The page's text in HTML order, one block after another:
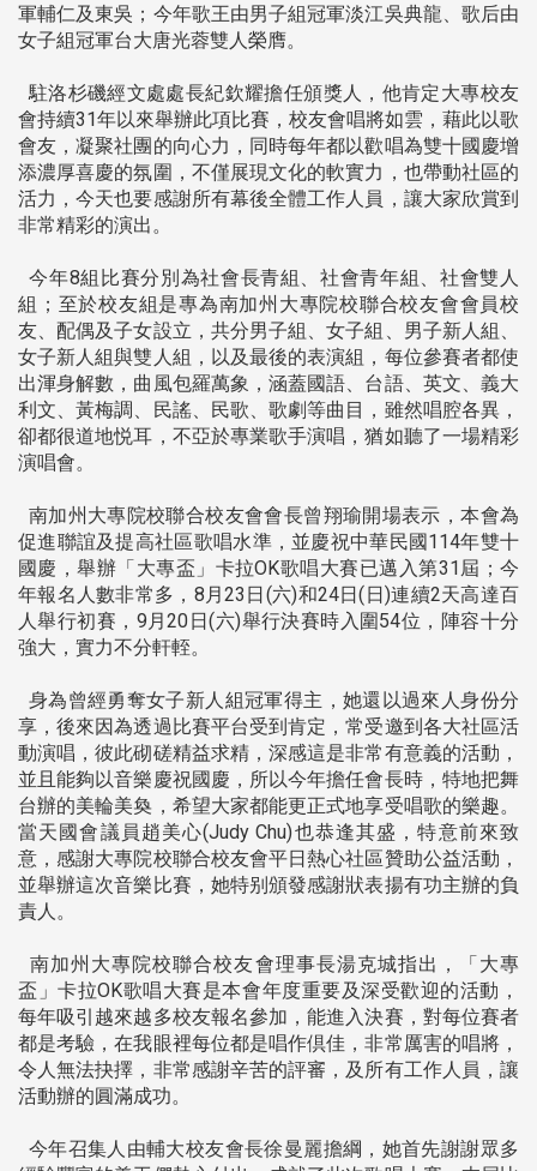
軍輔仁及東吳；今年歌王由男子組冠軍淡江吳典龍、歌后由
女子組冠軍台大唐光蓉雙人榮膺。
駐洛杉磯經文處處長紀欽耀擔任頒獎人，他肯定大專校友
會持續31年以來舉辦此項比賽，校友會唱將如雲，藉此以歌
會友，凝聚社團的向心力，同時每年都以歡唱為雙十國慶增
添濃厚喜慶的氛圍，不僅展現文化的軟實力，也帶動社區的
活力，今天也要感謝所有幕後全體工作人員，讓大家欣賞到
非常精彩的演出。
今年8組比賽分別為社會長青組、社會青年組、社會雙人
組；至於校友組是專為南加州大專院校聯合校友會會員校
友、配偶及子女設立，共分男子組、女子組、男子新人組、
女子新人組與雙人組，以及最後的表演組，每位參賽者都使
出渾身解數，曲風包羅萬象，涵蓋國語、台語、英文、義大
利文、黃梅調、民謠、民歌、歌劇等曲目，雖然唱腔各異，
卻都很道地悦耳，不亞於專業歌手演唱，猶如聽了一場精彩
演唱會。
南加州大專院校聯合校友會會長曾翔瑜開場表示，本會為
促進聯誼及提高社區歌唱水準，並慶祝中華民國114年雙十
國慶，舉辦「大專盃」卡拉OK歌唱大賽已邁入第31屆；今
年報名人數非常多，8月23日(六)和24日(日)連續2天高達百
人舉行初賽，9月20日(六)舉行決賽時入圍54位，陣容十分
強大，實力不分軒輊。
身為曾經勇奪女子新人組冠軍得主，她還以過來人身份分
享，後來因為透過比賽平台受到肯定，常受邀到各大社區活
動演唱，彼此砌磋精益求精，深感這是非常有意義的活動，
並且能夠以音樂慶祝國慶，所以今年擔任會長時，特地把舞
台辦的美輪美奐，希望大家都能更正式地享受唱歌的樂趣。
當天國會議員趙美心(Judy Chu)也恭逢其盛，特意前來致
意，感謝大專院校聯合校友會平日熱心社區贊助公益活動，
並舉辦這次音樂比賽，她特别頒發感謝狀表揚有功主辦的負
責人。
南加州大專院校聯合校友會理事長湯克城指出，「大專
盃」卡拉OK歌唱大賽是本會年度重要及深受歡迎的活動，
每年吸引越來越多校友報名參加，能進入決賽，對每位賽者
都是考驗，在我眼裡每位都是唱作倶佳，非常厲害的唱將，
令人無法抉擇，非常感謝辛苦的評審，及所有工作人員，讓
活動辦的圓滿成功。
今年召集人由輔大校友會長徐曼麗擔綱，她首先謝謝眾多